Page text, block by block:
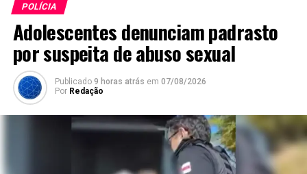
POLÍCIA
Adolescentes denunciam padrasto
por suspeita de abuso sexual
Publicado 9 horas atrás em 07/08/2026
Por Redação